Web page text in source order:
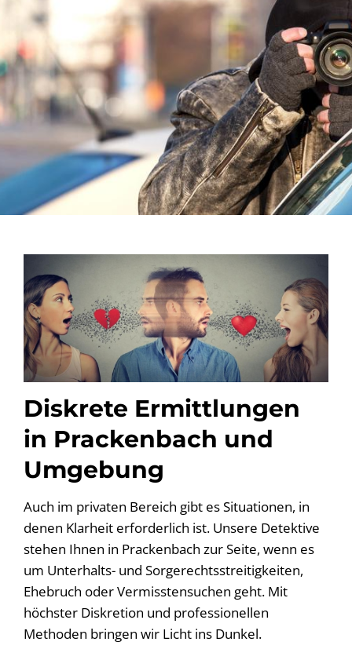
Diskrete Ermittlungen
in Prackenbach und
Umgebung
Auch im privaten Bereich gibt es Situationen, in
denen Klarheit erforderlich ist. Unsere Detektive
stehen Ihnen in Prackenbach zur Seite, wenn es
um Unterhalts- und Sorgerechtsstreitigkeiten,
Ehebruch oder Vermisstensuchen geht. Mit
höchster Diskretion und professionellen
Methoden bringen wir Licht ins Dunkel.